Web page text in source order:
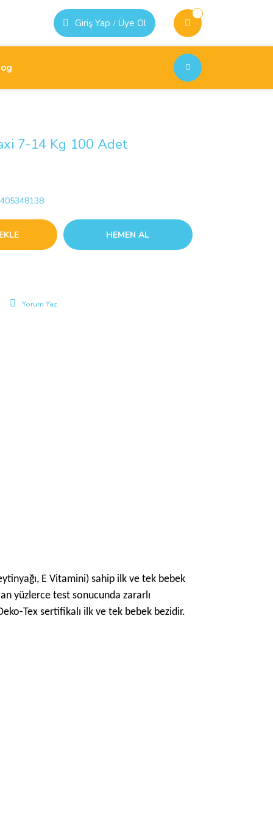
Giriş Yap / Üye Ol
7-14 Kg 100 Adet
HEMEN AL
Yorum Yaz
E Vitamini) sahip ilk ve tek bebek
yüzlerce test sonucunda zararlı
Tex sertifikalı ilk ve tek bebek bezidir.